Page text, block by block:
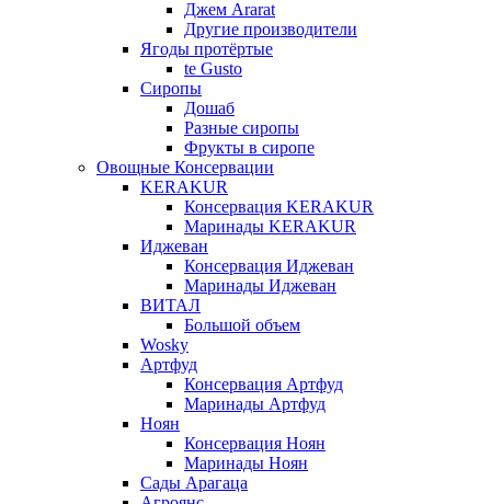
Джем Ararat
Другие производители
Ягоды протёртые
te Gusto
Сиропы
Дошаб
Разные сиропы
Фрукты в сиропе
Овощные Консервации
KERAKUR
Консервация KERAKUR
Маринады KERAKUR
Иджеван
Консервация Иджеван
Маринады Иджеван
ВИТАЛ
Большой объем
Wosky
Артфуд
Консервация Артфуд
Маринады Артфуд
Ноян
Консервация Ноян
Маринады Ноян
Сады Арагаца